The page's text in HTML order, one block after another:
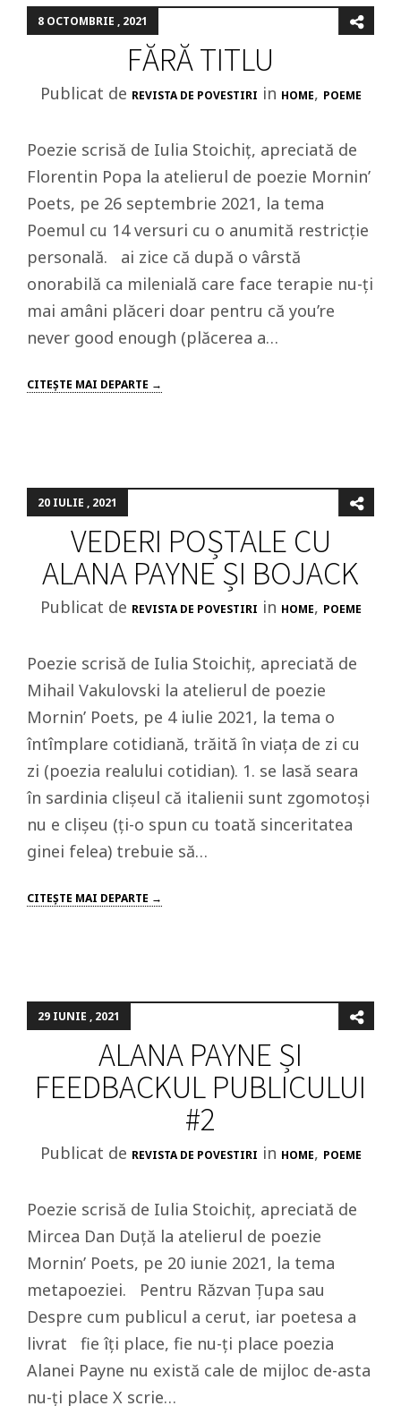
8 OCTOMBRIE , 2021
FĂRĂ TITLU
Publicat de REVISTA DE POVESTIRI in HOME, POEME
Poezie scrisă de Iulia Stoichiț, apreciată de
Florentin Popa la atelierul de poezie Mornin’
Poets, pe 26 septembrie 2021, la tema
Poemul cu 14 versuri cu o anumită restricție
personală. ai zice că după o vârstă
onorabilă ca milenială care face terapie nu-ți
mai amâni plăceri doar pentru că you’re
never good enough (plăcerea a…
CITEŞTE MAI DEPARTE →
20 IULIE , 2021
VEDERI POȘTALE CU
ALANA PAYNE ȘI BOJACK
Publicat de REVISTA DE POVESTIRI in HOME, POEME
Poezie scrisă de Iulia Stoichiț, apreciată de
Mihail Vakulovski la atelierul de poezie
Mornin’ Poets, pe 4 iulie 2021, la tema o
întîmplare cotidiană, trăită în viaţa de zi cu
zi (poezia realului cotidian). 1. se lasă seara
în sardinia clișeul că italienii sunt zgomotoși
nu e clișeu (ți-o spun cu toată sinceritatea
ginei felea) trebuie să…
CITEŞTE MAI DEPARTE →
29 IUNIE , 2021
ALANA PAYNE ȘI
FEEDBACKUL PUBLICULUI
#2
Publicat de REVISTA DE POVESTIRI in HOME, POEME
Poezie scrisă de Iulia Stoichiț, apreciată de
Mircea Dan Duță la atelierul de poezie
Mornin’ Poets, pe 20 iunie 2021, la tema
metapoeziei. Pentru Răzvan Ţupa sau
Despre cum publicul a cerut, iar poetesa a
livrat fie îţi place, fie nu-ţi place poezia
Alanei Payne nu există cale de mijloc de-asta
nu-ţi place X scrie…